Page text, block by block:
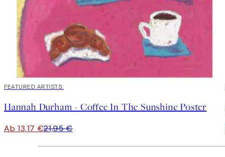
40%*
FEATURED ARTISTS
Hannah Durham - Coffee In The Sunshine Poster
Ab 13,17 €21,95 €